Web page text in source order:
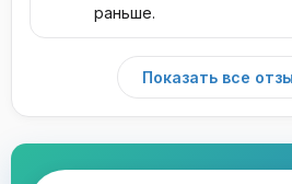
раньше.
Показать все